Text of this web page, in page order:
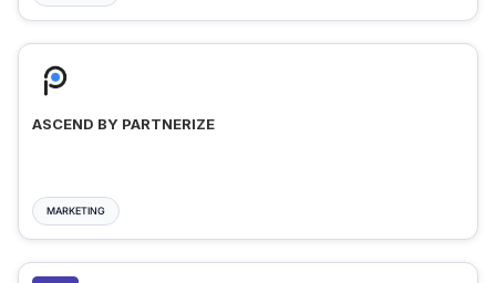
ASCEND BY PARTNERIZE
MARKETING